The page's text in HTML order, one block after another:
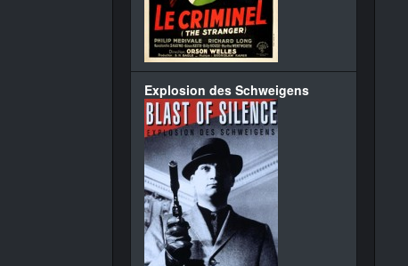
Explosion des Schweigens